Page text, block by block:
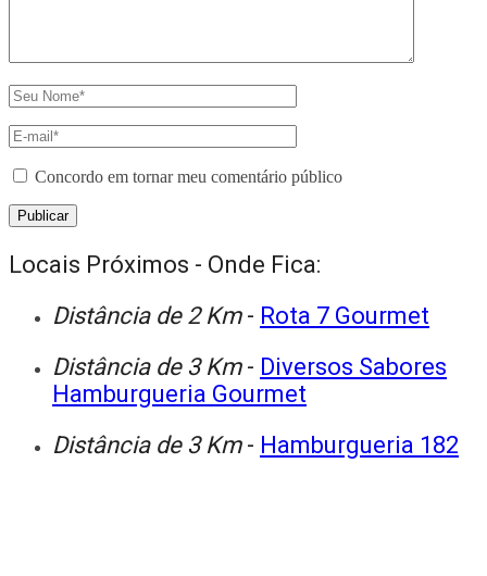
Concordo em tornar meu comentário público
Locais Próximos - Onde Fica:
Distância de 2 Km - Rota 7 Gourmet
Distância de 3 Km - Diversos Sabores
Hamburgueria Gourmet
Distância de 3 Km - Hamburgueria 182